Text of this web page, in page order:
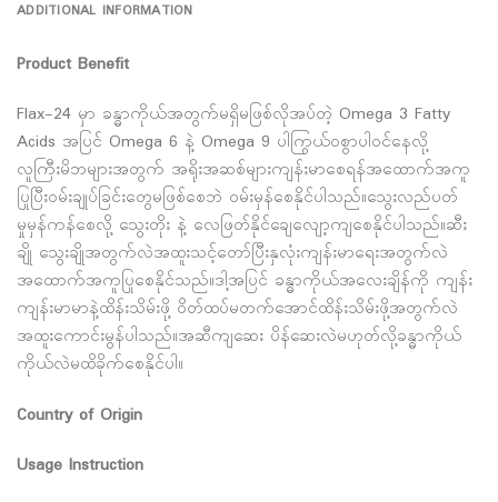
ADDITIONAL INFORMATION
Product Benefit
Flax-24 မှာ ခန္ဓာကိုယ်အတွက်မရှိမဖြစ်လိုအပ်တဲ့ Omega 3 Fatty
Acids အပြင် Omega 6 နဲ့ Omega 9 ပါကြွယ်ဝစွာပါဝင်နေလို့
လူကြီးမိဘများအတွက် အရိုးအဆစ်များကျန်းမာစေရန်အထောက်အကူ
ပြုပြီးဝမ်းချုပ်ခြင်းတွေမဖြစ်စေဘဲ ဝမ်းမှန်စေနိုင်ပါသည်။သွေးလည်ပတ်
မှုမှန်ကန်စေလို့ သွေးတိုး နဲ့ လေဖြတ်နိုင်ချေလျော့ကျစေနိုင်ပါသည်။ဆီး
ချို သွေးချိုအတွက်လဲအထူးသင့်တော်ပြီးနှလုံးကျန်းမာရေးအတွက်လဲ
အထောက်အကူပြုစေနိုင်သည်။ဒါ့အပြင် ခန္ဓာကိုယ်အလေးချိန်ကို ကျန်း
ကျန်းမာမာနဲ့ထိန်းသိမ်းဖို့ ဝိတ်ထပ်မတက်အောင်ထိန်းသိမ်းဖို့အတွက်လဲ
အထူးကောင်းမွန်ပါသည်။အဆီကျဆေး ပိန်ဆေးလဲမဟုတ်လို့ခန္ဓာကိုယ်
ကိုယ်လဲမထိခိုက်စေနိုင်ပါ။
Country of Origin
Usage Instruction